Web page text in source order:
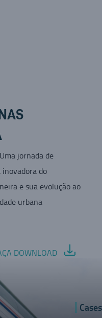
jornada de
do
e sua evolução ao
urbana
DOWNLOAD
Cases